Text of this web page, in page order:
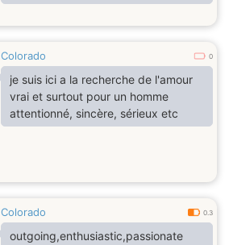
hope that shouldn't be an issue for
my dream partner.
Colorado 0
je suis ici a la recherche de l'amour
vrai et surtout pour un homme
attentionné, sincère, sérieux etc
Colorado 0.3
outgoing,enthusiastic,passionate